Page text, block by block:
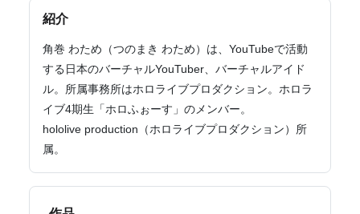
紹介
角巻 わため（つのまき わため）は、YouTubeで活動
する日本のバーチャルYouTuber、バーチャルアイド
ル。所属事務所はホロライブプロダクション。ホロラ
イブ4期生「ホロふぉーす」のメンバー。
hololive production（ホロライブプロダクション）所
属。